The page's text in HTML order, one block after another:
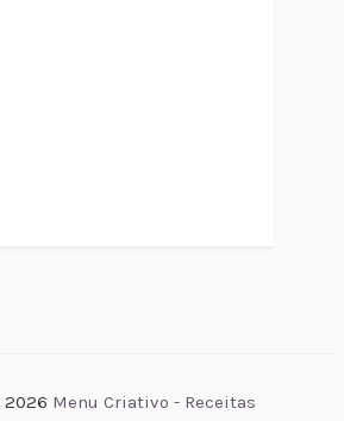
2026 Menu Criativo - Receitas